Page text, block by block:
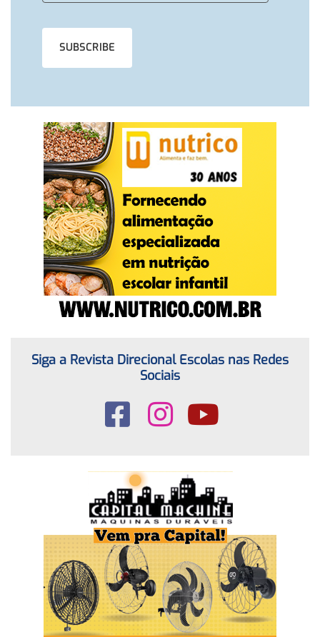
Siga a Revista Direcional Escolas nas Redes
Sociais